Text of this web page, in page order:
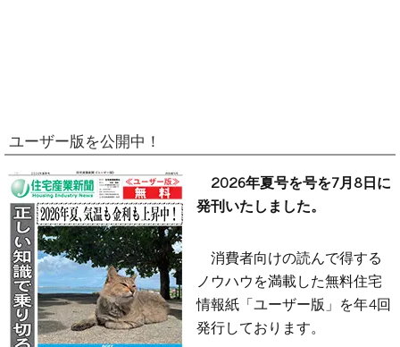
ユーザー版を公開中！
2026年夏号を号を7月8日に
発刊いたしました。
消費者向けの読んで得する
ノウハウを満載した無料住宅
情報紙「ユーザー版」を年4回
発行しております。